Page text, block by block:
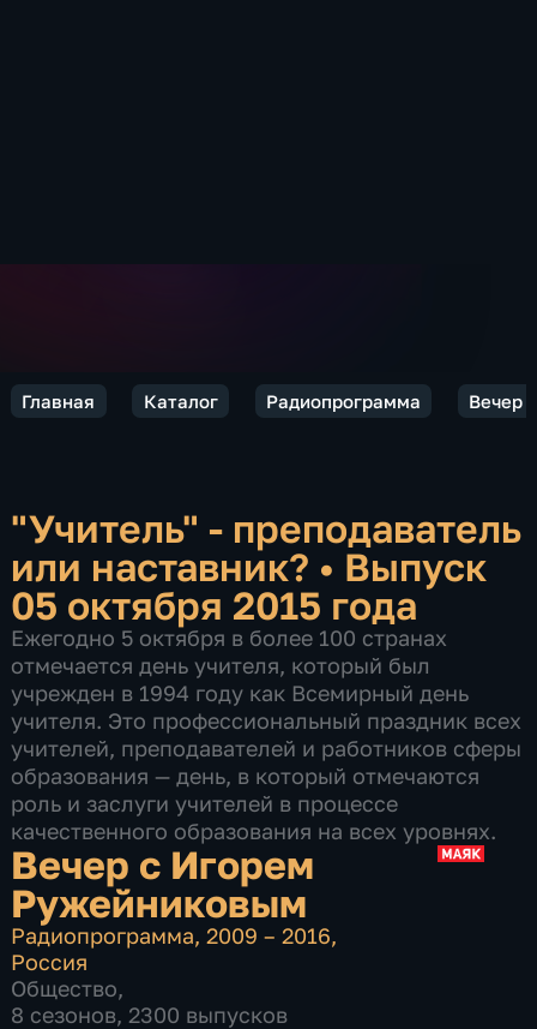
Главная Каталог Радиопрограмма Вечер
"Учитель" - преподаватель
или наставник? • Выпуск
05 октября 2015 года
Ежегодно 5 октября в более 100 странах
отмечается день учителя, который был
учрежден в 1994 году как Всемирный день
учителя. Это профессиональный праздник всех
учителей, преподавателей и работников сферы
образования — день, в который отмечаются
роль и заслуги учителей в процессе
качественного образования на всех уровнях.
Вечер с Игорем
Ружейниковым
Радиопрограмма,2009 – 2016,
Россия
Общество,
8 сезонов, 2300 выпусков